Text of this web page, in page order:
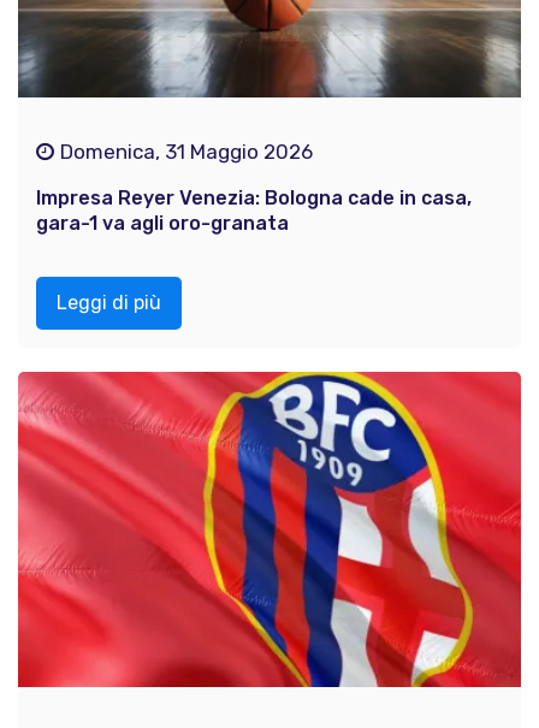
Domenica, 31 Maggio 2026
Impresa Reyer Venezia: Bologna cade in casa,
gara-1 va agli oro-granata
Leggi di più